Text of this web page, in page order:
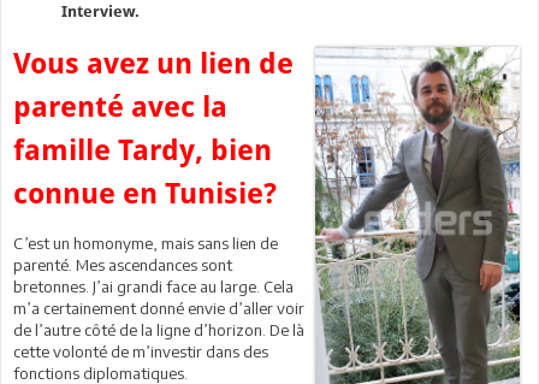
Interview.
Vous avez un lien de
parenté avec la
famille Tardy, bien
connue en Tunisie?
C’est un homonyme, mais sans lien de
parenté. Mes ascendances sont
bretonnes. J’ai grandi face au large. Cela
m’a certainement donné envie d’aller voir
de l’autre côté de la ligne d’horizon. De là
cette volonté de m’investir dans des
fonctions diplomatiques.